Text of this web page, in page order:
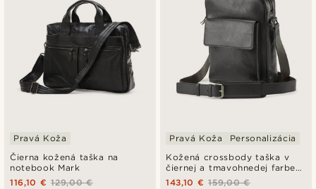
Čierna kožená taška na
notebook Mark
Pravá Koža
129,00 €
116,10 €
Kožená crossbody taška v
čiernej a tmavohnedej farbe
Laurie
Pravá Koža Personalizácia
159,00 €
143,10 €